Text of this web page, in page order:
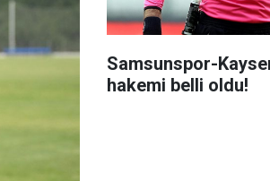
Samsunspor-
hakemi belli oldu!